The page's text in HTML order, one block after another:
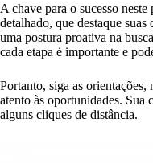
A chave para o sucesso
detalhado, que destaque
uma postura proativa na
cada etapa é importante e
Portanto, siga as
atento às oportunidades. Sua
alguns cliques de distância.